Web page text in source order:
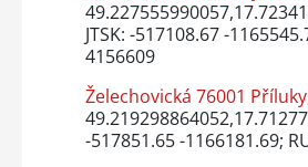
JTSK: -517108.67 -
4156609
Želechovická 76001
-517851.65 -1166181.69;